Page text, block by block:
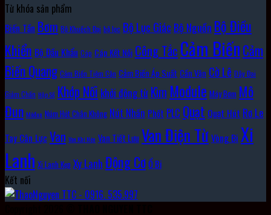
Từ khóa sản phẩm
Biến Tần Bơm Bộ Khuếch Đại bộ lọc Bộ Lục Giác Bộ Nguồn Bộ Điều
Khiển Bộ Đầu Khẩu Cáp Cáp Kết Nối Công TắcCảm BiếnCảm
Biến Quang Cảm Biến Tiệm Cận Cảm Biến Áp Suất Cần Vặn Cờ Lê Dây Đai
Giảm Chấn Hộp Số Khớp Nối khởi động từ Kìm Module Máy Bơm Mô
Đun Môđun Núm Hút Chân Không Nút Nhấn Phốt PLC Quạt Quạt Hút Rơ Le
Tay Cân Lực Van Van Khí Nén Van Tiết Lưu Van Điện TừVòng Bi Xi
Lanh Xi Lanh Kẹp Xy LanhĐộng CơỔ Bi
Kết nối